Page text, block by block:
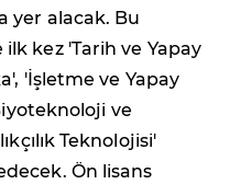
yer alacak. Bu
kez 'Tarih ve Yapay
'İşletme ve Yapay
ve
Teknolojisi'
Ön lisans